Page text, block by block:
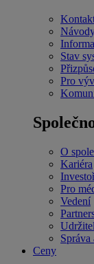
Stav
Pro
O
Kariéra
Pro
Vedení
Správa
Ceny